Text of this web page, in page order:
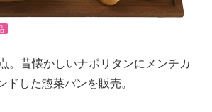
。昔懐かしいナポリタンにメンチカ
ドした惣菜パンを販売。